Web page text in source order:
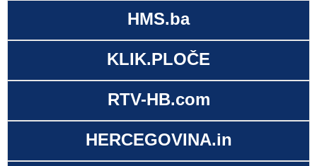
HMS.ba
KLIK.PLOČE
RTV-HB.com
HERCEGOVINA.in